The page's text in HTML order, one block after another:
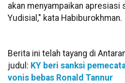
akan menyampaikan apresiasi
Yudisial," kata Habiburokhman.
Berita ini telah tayang di
judul: KY beri sanksi
vonis bebas Ronald Tannur